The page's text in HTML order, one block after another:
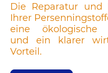
Die Reparatur und
Ihrer
eine ökologische
und ein klarer
Vorteil.